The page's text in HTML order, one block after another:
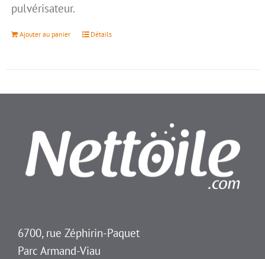
pulvérisateur.
Ajouter au panier Détails
6700, rue Zéphirin-Paquet
Parc Armand-Viau